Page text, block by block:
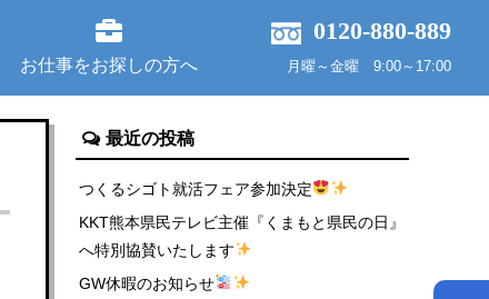
お仕事をお探しの方へ
0120-880-889
月曜～金曜 9:00～17:00
最近の投稿
つくるシゴト就活フェア参加決定
KKT熊本県民テレビ主催『くまもと県民の日』
へ特別協賛いたします
GW休暇のお知らせ